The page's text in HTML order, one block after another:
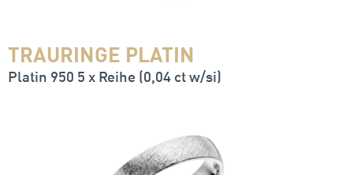
TRAURINGE PLATIN
Platin 950 5 x Reihe (0,04 ct w/si)